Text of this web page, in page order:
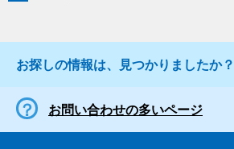
お探しの情報は、見つかりましたか？
お問い合わせの多いページ